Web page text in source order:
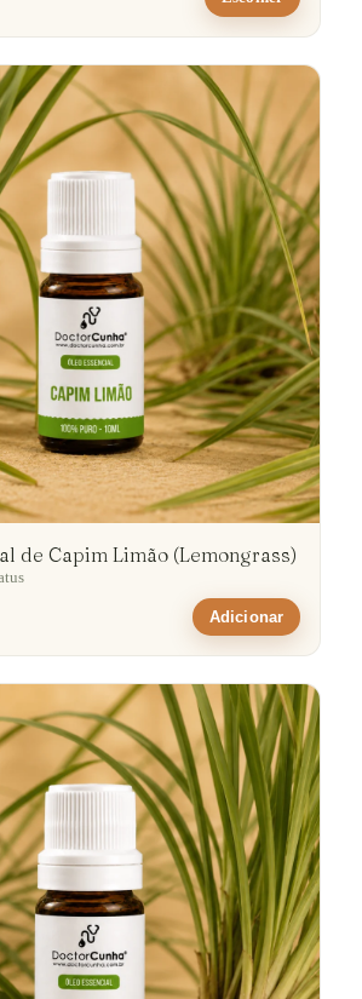
de Capim Limão (Lemongrass)
Adicionar